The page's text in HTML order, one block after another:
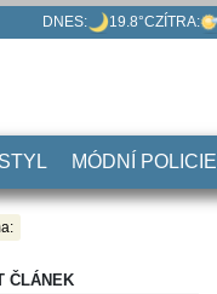
DNES: 19.8°CZÍTRA:
MÓDNÍ POLICIE
ČLÁNEK